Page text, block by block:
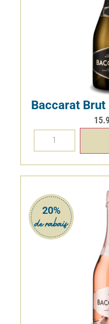
Baccarat Brut
20%